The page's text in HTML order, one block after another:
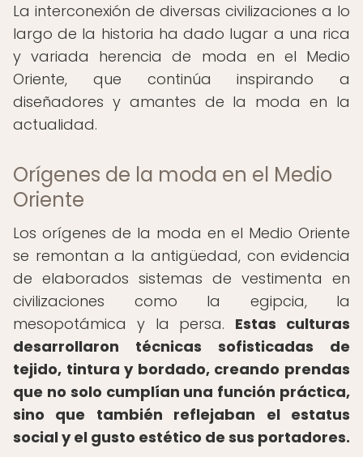
La interconexión de diversas civilizaciones a lo
largo de la historia ha dado lugar a una rica
y variada herencia de moda en el Medio
Oriente, que continúa inspirando a
diseñadores y amantes de la moda en la
actualidad.
Orígenes de la moda en el Medio
Oriente
Los orígenes de la moda en el Medio Oriente
se remontan a la antigüedad, con evidencia
de elaborados sistemas de vestimenta en
civilizaciones como la egipcia, la
mesopotámica y la persa. Estas culturas
desarrollaron técnicas sofisticadas de
tejido, tintura y bordado, creando prendas
que no solo cumplían una función práctica,
sino que también reflejaban el estatus
social y el gusto estético de sus portadores.